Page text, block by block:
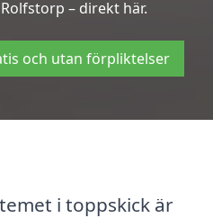
– direkt här.
och utan förpliktelser
i toppskick är